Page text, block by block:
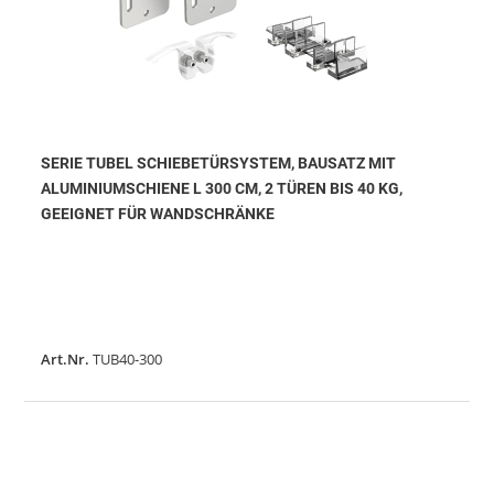
SERIE TUBEL SCHIEBETÜRSYSTEM, BAUSATZ MIT
ALUMINIUMSCHIENE L 300 CM, 2 TÜREN BIS 40 KG,
GEEIGNET FÜR WANDSCHRÄNKE
Art.Nr. TUB40-300